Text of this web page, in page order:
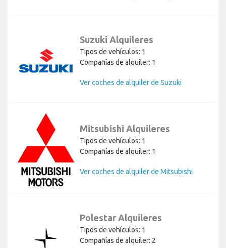
Suzuki Alquileres
Tipos de vehículos: 1
Compañías de alquiler: 1
Ver coches de alquiler de Suzuki
Mitsubishi Alquileres
Tipos de vehículos: 1
Compañías de alquiler: 1
Ver coches de alquiler de Mitsubishi
Polestar Alquileres
Tipos de vehículos: 1
Compañías de alquiler: 2